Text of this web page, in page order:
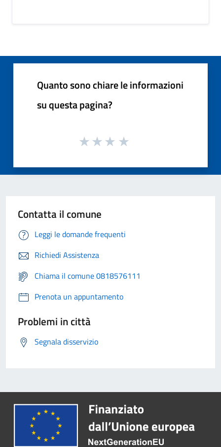
Quanto sono chiare le informazioni
su questa pagina?
Contatta il comune
Leggi le domande frequenti
Richiedi Assistenza
Chiama il comune 0818576111
Prenota un appuntamento
Problemi in città
Segnala disservizio